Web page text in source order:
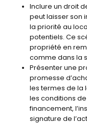
Inclure un droit
peut laisser son
la priorité au
potentiels. Ce
propriété en
comme dans la
Présenter une
promesse
les termes de la
les conditions
financement,
signature de